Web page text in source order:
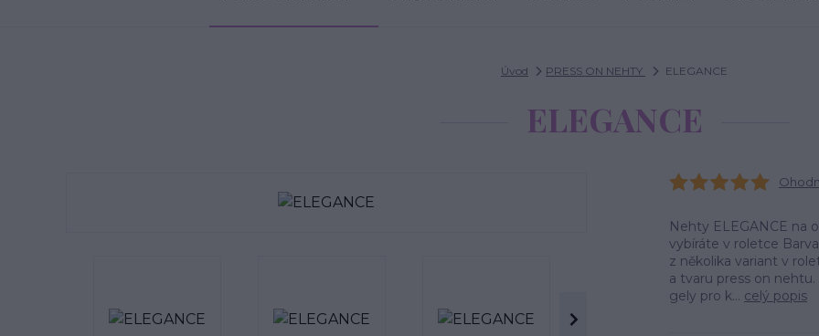
Úvod PRESS ON NEHTY ELEGANCE
ELEGANCE
Nehty ELEGANCE na
vybíráte v roletce
z několika variant v
a tvaru press on
gely pro k... celý popis